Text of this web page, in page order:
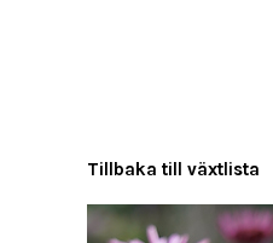
Tillbaka till växtlista